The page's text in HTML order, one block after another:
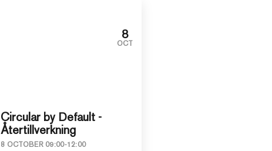
8
OCT
Circular by Default -
Återtillverkning
8 OCTOBER 09:00-12:00